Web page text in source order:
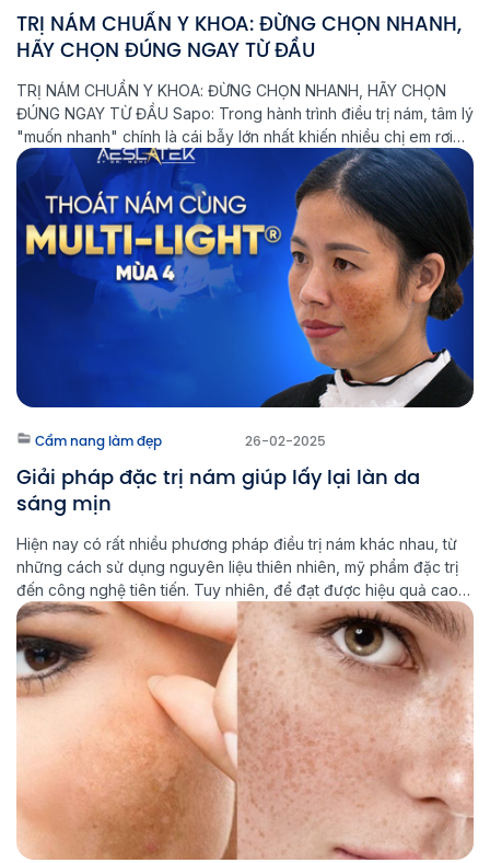
TRỊ NÁM CHUẨN Y KHOA: ĐỪNG CHỌN NHANH,
HÃY CHỌN ĐÚNG NGAY TỪ ĐẦU
TRỊ NÁM CHUẨN Y KHOA: ĐỪNG CHỌN NHANH, HÃY CHỌN
ĐÚNG NGAY TỪ ĐẦU Sapo: Trong hành trình điều trị nám, tâm lý
"muốn nhanh" chính là cái bẫy lớn nhất khiến nhiều chị em rơi
vào vòng lặp: Điều trị - Tái phát - Nặng hơn. Tại Phòng khám
Laser Thẩm mỹ Aeslatek, chúng […]
Cẩm nang làm đẹp 26-02-2025
Giải pháp đặc trị nám giúp lấy lại làn da
sáng mịn
Hiện nay có rất nhiều phương pháp điều trị nám khác nhau, từ
những cách sử dụng nguyên liệu thiên nhiên, mỹ phẩm đặc trị
đến công nghệ tiên tiến. Tuy nhiên, để đạt được hiệu quả cao
và ngăn ngừa nám quay trở lại, việc lựa chọn đúng phương
pháp đặc trị nám là […]